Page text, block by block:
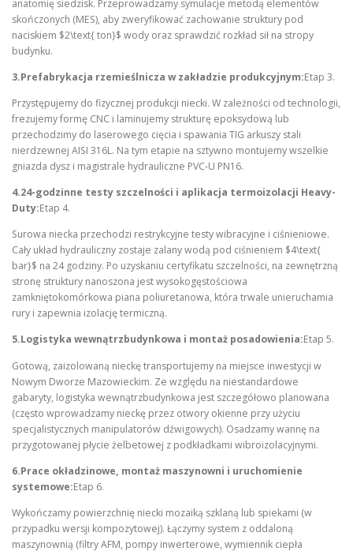
anatomię siedzisk. Przeprowadzamy symulacje metodą elementów
skończonych (MES), aby zweryfikować zachowanie struktury pod
naciskiem $2\text{ ton}$ wody oraz sprawdzić rozkład sił na stropy
budynku.
3.Prefabrykacja rzemieślnicza w zakładzie produkcyjnym:Etap 3.
Przystępujemy do fizycznej produkcji niecki. W zależności od technologii,
frezujemy formę CNC i laminujemy strukturę epoksydową lub
przechodzimy do laserowego cięcia i spawania TIG arkuszy stali
nierdzewnej AISI 316L. Na tym etapie na sztywno montujemy wszelkie
gniazda dysz i magistrale hydrauliczne PVC-U PN16.
4.24-godzinne testy szczelności i aplikacja termoizolacji Heavy-
Duty:Etap 4.
Surowa niecka przechodzi restrykcyjne testy wibracyjne i ciśnieniowe.
Cały układ hydrauliczny zostaje zalany wodą pod ciśnieniem $4\text{
bar}$ na 24 godziny. Po uzyskaniu certyfikatu szczelności, na zewnętrzną
stronę struktury nanoszona jest wysokogęstościowa
zamkniętokomórkowa piana poliuretanowa, która trwale unieruchamia
rury i zapewnia izolację termiczną.
5.Logistyka wewnątrzbudynkowa i montaż posadowienia:Etap 5.
Gotową, zaizolowaną nieckę transportujemy na miejsce inwestycji w
Nowym Dworze Mazowieckim. Ze względu na niestandardowe
gabaryty, logistyka wewnątrzbudynkowa jest szczegółowo planowana
(często wprowadzamy nieckę przez otwory okienne przy użyciu
specjalistycznych manipulatorów dźwigowych). Osadzamy wannę na
przygotowanej płycie żelbetowej z podkładkami wibroizolacyjnymi.
6.Prace okładzinowe, montaż maszynowni i uruchomienie
systemowe:Etap 6.
Wykończamy powierzchnię niecki mozaiką szklaną lub spiekami (w
przypadku wersji kompozytowej). Łączymy system z oddaloną
maszynownią (filtry AFM, pompy inwerterowe, wymiennik ciepła